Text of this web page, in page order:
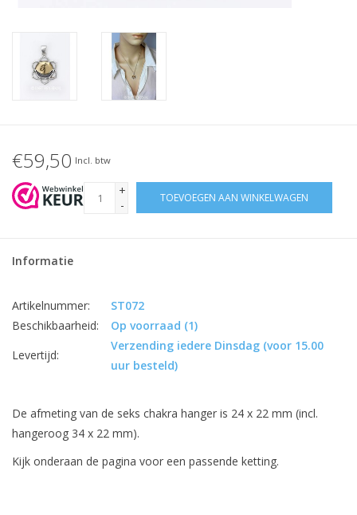
€59,50 Incl. btw
+
-
TOEVOEGEN AAN WINKELWAGEN
Informatie
Artikelnummer:
ST072
Beschikbaarheid:
Op voorraad (1)
Levertijd:
Verzending iedere Dinsdag (voor 15.00
uur besteld)
De afmeting van de seks chakra hanger is 24 x 22 mm (incl.
hangeroog 34 x 22 mm).
Kijk onderaan de pagina voor een passende ketting.